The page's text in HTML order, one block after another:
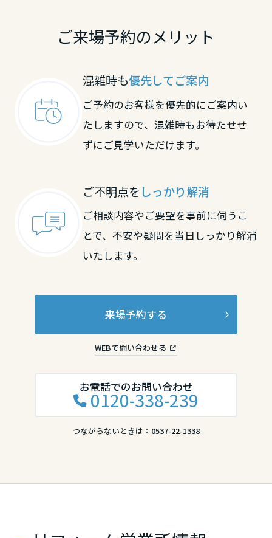
ご来場予約のメリット
混雑時も優先してご案内
ご予約のお客様を優先的にご案内い
たしますので、混雑時もお待たせせ
ずにご見学いただけます。
ご不明点を しっかり解消
ご相談内容やご要望を事前に伺うこ
とで、不安や疑問を当日しっかり解消
いたします。
来場予約する
WEBで問い合わせる
お電話でのお問い合わせ
0120-338-239
つながらないときは： 0537-22-1338
岡山県
香川県